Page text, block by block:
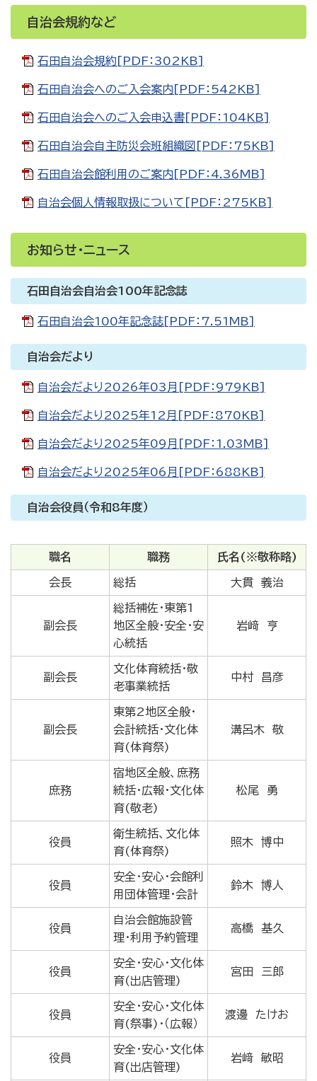
自治会規約など
石田自治会規約[PDF：302KB]
石田自治会へのご入会案内[PDF：542KB]
石田自治会へのご入会申込書[PDF：104KB]
石田自治会自主防災会班組織図[PDF：75KB]
石田自治会館利用のご案内[PDF：4.36MB]
自治会個人情報取扱について[PDF：275KB]
お知らせ・ニュース
石田自治会自治会100年記念誌
石田自治会100年記念誌[PDF：7.51MB]
自治会だより
自治会だより2026年03月[PDF：979KB]
自治会だより2025年12月[PDF：870KB]
自治会だより2025年09月[PDF：1.03MB]
自治会だより2025年06月[PDF：688KB]
自治会役員（令和8年度）
職名 職務 氏名(※敬称略)
会長 総括 大貫 義治
副会長
総括補佐・東第1
地区全般・安全・安
心統括
岩﨑 亨
副会長
文化体育統括・敬
老事業統括
中村 昌彦
副会長
東第2地区全般・
会計統括・文化体
育(体育祭)
溝呂木 敬
庶務
宿地区全般、庶務
統括・広報・文化体
育(敬老)
松尾 勇
役員
衛生統括、文化体
育(体育祭)
照木 博中
役員
安全・安心・会館利
用団体管理・会計
鈴木 博人
役員
自治会館施設管
理・利用予約管理
高橋 基久
役員
安全・安心・文化体
育(出店管理)
宮田 三郎
役員
安全・安心・文化体
育(祭事)・（広報）
渡邊 たけお
役員
安全・安心・文化体
育(出店管理)
岩﨑 敏昭